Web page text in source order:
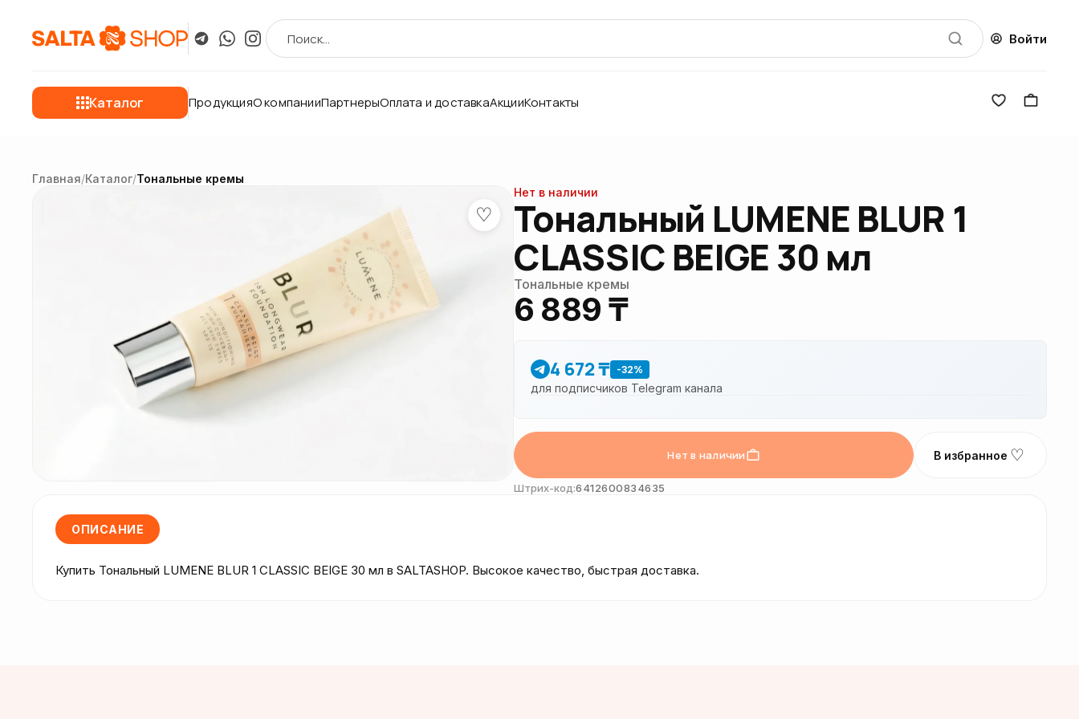
Войти
Каталог ПродукцияО компанииПартнерыОплата и доставкаАкцииКонтакты
Главная/Каталог/Тональные кремы
♡
Нет в наличии
Тональный LUMENE BLUR 1
CLASSIC BEIGE 30 мл
Тональные кремы
6 889 ₸
4 672 ₸ -32%
для подписчиков Telegram канала
Нет в наличии В избранное ♡
Штрих-код:6412600834635
ОПИСАНИЕ
Купить Тональный LUMENE BLUR 1 CLASSIC BEIGE 30 мл в SALTASHOP. Высокое качество, быстрая доставка.